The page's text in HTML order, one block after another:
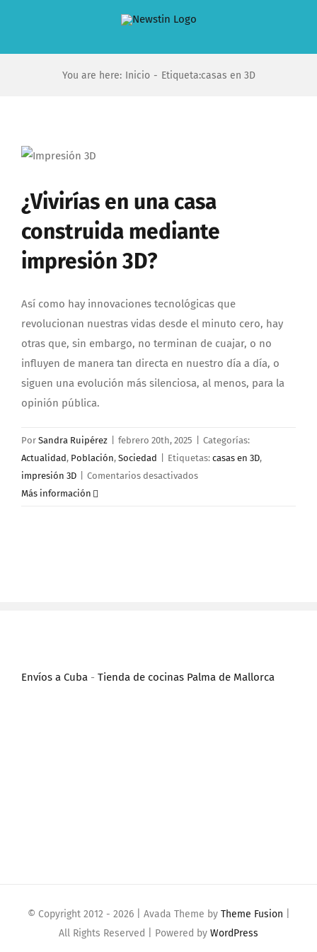
You are here: Inicio - Etiqueta:casas en 3D
¿Vivirías en una casa
construida mediante
impresión 3D?
Así como hay innovaciones tecnológicas que
revolucionan nuestras vidas desde el minuto cero, hay
otras que, sin embargo, no terminan de cuajar, o no
influyen de manera tan directa en nuestro día a día, o
siguen una evolución más silenciosa, al menos, para la
opinión pública.
Por Sandra Ruipérez febrero 20th, 2025
Categorías:
Actualidad, Población, Sociedad Etiquetas: casas en 3D,
impresión 3D
Comentarios desactivadosen
Más información
Envíos a Cuba - Tienda de cocinas Palma de Mallorca
© Copyright 2012 - 2026 | Avada Theme by Theme Fusion
All Rights Reserved | Powered by WordPress